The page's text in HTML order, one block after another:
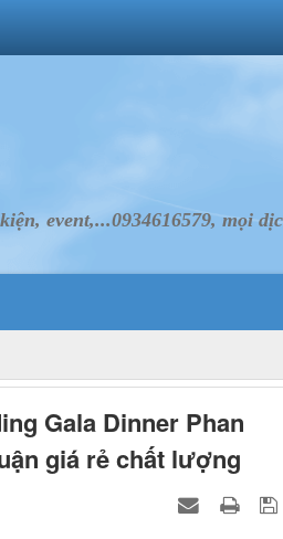
event,...0934616579, mọi
Gala Dinner Phan
giá rẻ chất lượng